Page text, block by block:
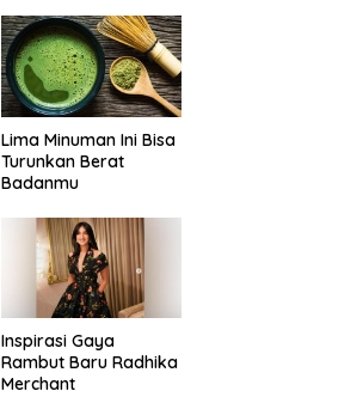
Lima Minuman Ini Bisa
Turunkan Berat
Badanmu
Inspirasi Gaya
Rambut Baru Radhika
Merchant